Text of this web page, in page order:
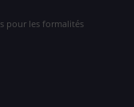
pour les formalités